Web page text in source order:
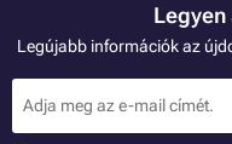
Legújabb információk az